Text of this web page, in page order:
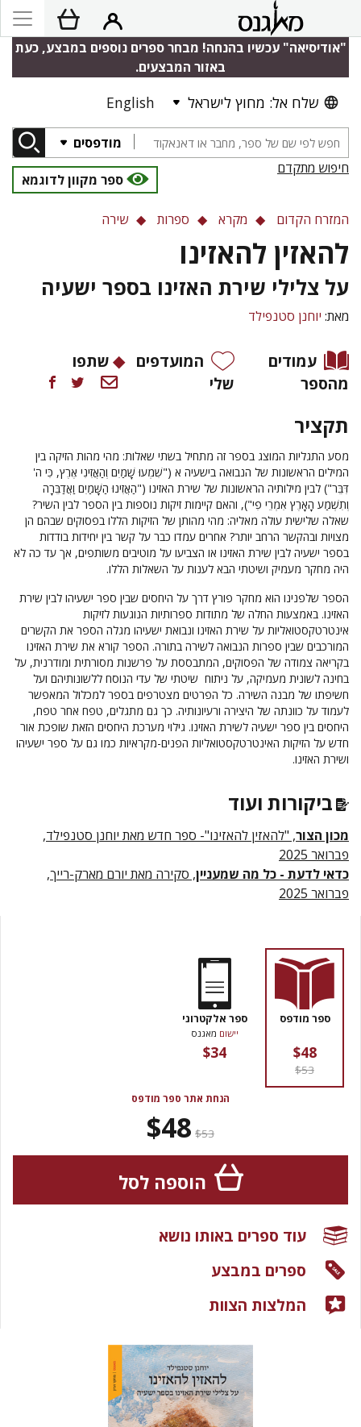
"אודיסיאה" עכשיו בהנחה! מבחר ספרים נוספים במבצע, כעת
באזור המבצעים.
שלח אל: מחוץ לישראל English
מודפסים
חיפוש מתקדם
ספר מקוון לדוגמא
המזרח הקדום מקרא ספרות שירה
להאזין להאזינו
על צלילי שירת האזינו בספר ישעיה
מאת: יוחנן סטנפילד
עמודים
מהספר
המועדפים
שלי
שתפו
תקציר
מסע התגליות המוצג בספר זה מתחיל בשתי שאלות: מהי מהות הזיקה בין
המילים הראשונות של הנבואה בישעיה א ("שִׁמְעוּ שָׁמַיִם וְהַאֲזִינִי אֶרֶץ, כִּי ה'
דִּבֵּר") לבין מילותיה הראשונות של שירת האזינו ("הַאֲזִינוּ הַשָּׁמַיִם וַאֲדַבֵּרָה
וְתִשְׁמַע הָאָרֶץ אִמְרֵי פִי"), והאם קיימות זיקות נוספות בין הספר לבין השיר?
שאלה שלישית עולה מאליה: מהי מהותן של הזיקות הללו בפסוקים שבהם הן
מצויות ובהקשר הרחב יותר? אחרים עמדו כבר על קשר בין יחידות בודדות
בספר ישעיה לבין שירת האזינו או הצביעו על מוטיבים משותפים, אך עד כה לא
היה מחקר מעמיק ושיטתי הבא לענות על השאלות הללו.
הספר שלפנינו הוא מחקר פורץ דרך על היחסים שבין ספר ישעיהו לבין שירת
האזינו. באמצעות החלה של מתודות ספרותיות הנוגעות לזיקות
אינטרטקסטואליות על שירת האזינו ונבואת ישעיהו מגלה הספר את הקשרים
המורכבים שבין ספרות הנבואה לשירה בתורה. הספר קורא את שירת האזינו
בקריאה צמודה של הפסוקים, המתבססת על פרשנות מסורתית ומודרנית, על
בחינה לשונית מעמיקה, על ניתוח שיטתי של עדי הנוסח ללשונותיהם ועל
חשיפתו של מבנה השירה. כל הפרטים מצטרפים בספר למכלול המאפשר
לעמוד על כוונתה של היצירה ורעיונותיה. כך גם מתגלים, טפח אחר טפח,
היחסים בין ספר ישעיה לשירת האזינו. גילוי מערכת היחסים הזאת שופכת אור
חדש על הזיקות האינטרטקסטואליות הפנים-מקראיות כמו גם על ספר ישעיהו
ושירת האזינו.
ביקורות ועוד
מכון הצור, "להאזין להאזינו"- ספר חדש מאת יוחנן סטנפילד,
פברואר 2025
כדאי לדעת - כל מה שמעניין, סקירה מאת יורם מארק-רייך,
פברואר 2025
ספר מודפס
$48
$53
ספר אלקטרוני
יישום מאגנס
$34
הנחת אתר ספר מודפס
$53
$48
הוספה לסל
עוד ספרים באותו נושא
ספרים במבצע
המלצות הצוות